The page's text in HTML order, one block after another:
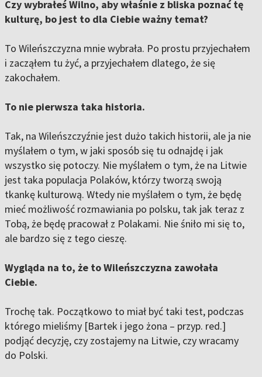
Czy wybrałeś Wilno, aby właśnie z bliska poznać tę
kulturę, bo jest to dla Ciebie ważny temat?
To Wileńszczyzna mnie wybrała. Po prostu przyjechałem
i zacząłem tu żyć, a przyjechałem dlatego, że się
zakochałem.
To nie pierwsza taka historia.
Tak, na Wileńszczyźnie jest dużo takich historii, ale ja nie
myślałem o tym, w jaki sposób się tu odnajdę i jak
wszystko się potoczy. Nie myślałem o tym, że na Litwie
jest taka populacja Polaków, którzy tworzą swoją
tkankę kulturową. Wtedy nie myślałem o tym, że będę
mieć możliwość rozmawiania po polsku, tak jak teraz z
Tobą, że będę pracował z Polakami. Nie śniło mi się to,
ale bardzo się z tego cieszę.
Wygląda na to, że to Wileńszczyzna zawołała
Ciebie.
Trochę tak. Początkowo to miał być taki test, podczas
którego mieliśmy [Bartek i jego żona – przyp. red.]
podjąć decyzję, czy zostajemy na Litwie, czy wracamy
do Polski.